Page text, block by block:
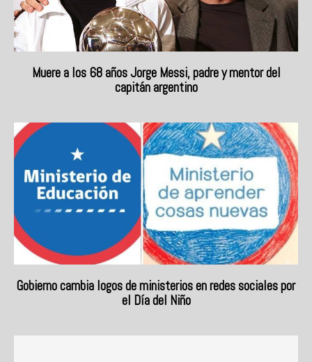
Muere a los 68 años Jorge Messi, padre y mentor del
capitán argentino
Gobierno cambia logos de ministerios en redes sociales por
el Día del Niño